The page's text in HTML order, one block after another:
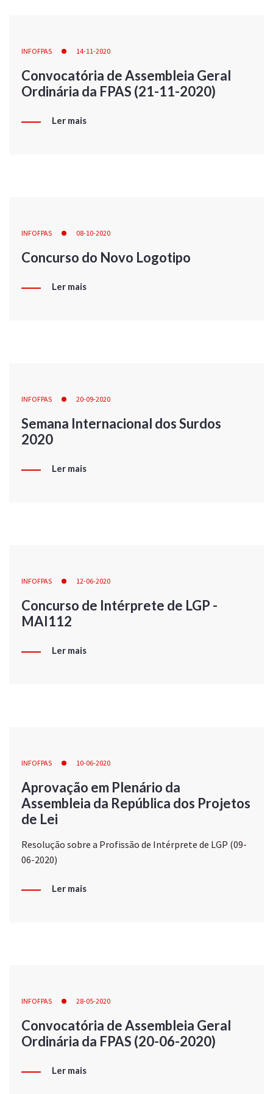
INFOFPAS 14-11-2020
Convocatória de Assembleia Geral
Ordinária da FPAS (21-11-2020)
Ler mais
INFOFPAS 08-10-2020
Concurso do Novo Logotipo
Ler mais
INFOFPAS 20-09-2020
Semana Internacional dos Surdos
2020
Ler mais
INFOFPAS 12-06-2020
Concurso de Intérprete de LGP -
MAI112
Ler mais
INFOFPAS 10-06-2020
Aprovação em Plenário da
Assembleia da República dos Projetos
de Lei
Resolução sobre a Profissão de Intérprete de LGP (09-
06-2020)
Ler mais
INFOFPAS 28-05-2020
Convocatória de Assembleia Geral
Ordinária da FPAS (20-06-2020)
Ler mais